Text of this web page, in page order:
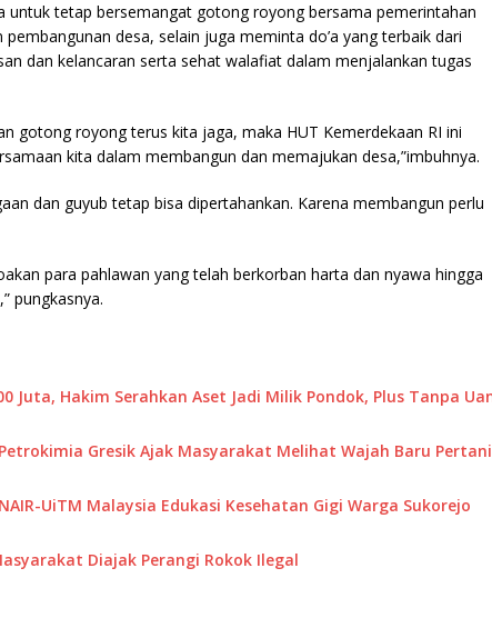
untuk tetap bersemangat gotong royong bersama pemerintahan
desa, selain juga meminta do’a yang terbaik dari
dan kelancaran serta sehat walafiat dalam menjalankan tugas
gotong royong terus kita jaga, maka HUT Kemerdekaan RI ini
kita dalam membangun dan memajukan desa,”imbuhnya.
dan guyub tetap bisa dipertahankan. Karena membangun perlu
para pahlawan yang telah berkorban harta dan nyawa hingga
pungkasnya.
Juta, Hakim Serahkan Aset Jadi Milik Pondok, Plus Tanpa
Gresik Ajak Masyarakat Melihat Wajah Baru
UiTM Malaysia Edukasi Kesehatan Gigi Warga Sukorejo
Diajak Perangi Rokok Ilegal